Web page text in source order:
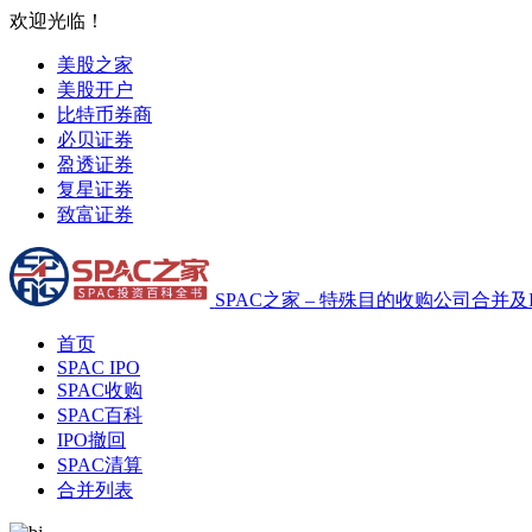
欢迎光临！
美股之家
美股开户
比特币券商
必贝证券
盈透证券
复星证券
致富证券
SPAC之家 – 特殊目的收购公司合并
首页
SPAC IPO
SPAC收购
SPAC百科
IPO撤回
SPAC清算
合并列表